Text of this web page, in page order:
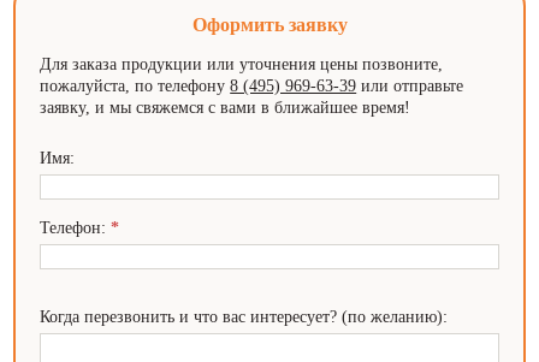
Оформить заявку
Для заказа продукции или уточнения цены позвоните,
пожалуйста, по телефону8 (495) 969-63-39 или отправьте
заявку, и мы свяжемся с вами в ближайшее время!
Имя:
Телефон:*
Когда перезвонить и что вас интересует? (по желанию):